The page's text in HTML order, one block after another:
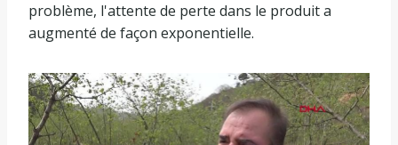
problème, l'attente de perte dans le produit a
augmenté de façon exponentielle.